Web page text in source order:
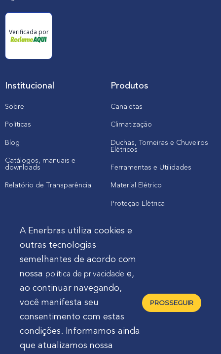
Verificada por
Institucional
Sobre
Políticas
Blog
Catálogos, manuais e
downloads
Relatório de Transparência
Produtos
Canaletas
Climatização
Duchas, Torneiras e Chuveiros
Elétricos
Ferramentas e Utilidades
Material Elétrico
Proteção Elétrica
Cliente
Onde comprar produtos
Quero Enerbras na minha loja
A Enerbras utiliza cookies e
outras tecnologias
semelhantes de acordo com
nossa política de privacidade e,
ao continuar navegando,
você manifesta seu
consentimento com estas
condições. Informamos ainda
que atualizamos nossa
PROSSEGUIR